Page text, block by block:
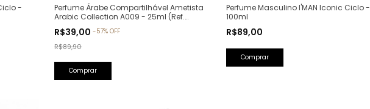
-
Perfume Árabe Compartilhável Ametista
Arabic Collection A009 - 25ml (Ref.
Lattafa)
R$39,00-57%OFF
R$89,90
Perfume Masculino I'MAN Iconic Ciclo -
100ml
R$89,00